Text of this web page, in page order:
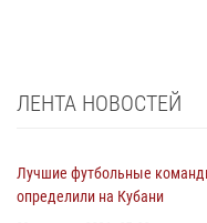
ЛЕНТА НОВОСТЕЙ
Лучшие футбольные
определили на Кубани